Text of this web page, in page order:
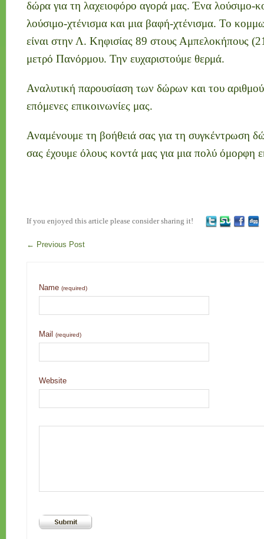
δώρα για τη λαχειοφόρο αγορά μας. Ένα λούσιμο-
λούσιμο-χτένισμα και μια βαφή-χτένισμα. Το
είναι στην Λ. Κηφισίας 89 στους Αμπελοκήπους
μετρό Πανόρμου. Την ευχαριστούμε θερμά.
Αναλυτική παρουσίαση των δώρων και του αριθμού
επόμενες επικοινωνίες μας.
Αναμένουμε τη βοήθειά σας για τη συγκέντρωση
σας έχουμε όλους κοντά μας για μια πολύ όμορφη
If you enjoyed this article please consider sharing it!
← Previous Post
Name (required)
Mail (required)
Website